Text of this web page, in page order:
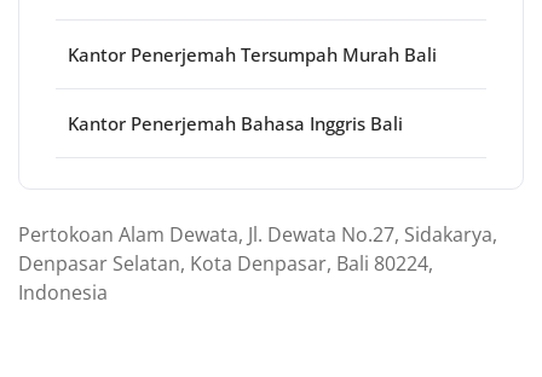
Kantor Penerjemah Tersumpah Murah Bali
Kantor Penerjemah Bahasa Inggris Bali
Pertokoan Alam Dewata, Jl. Dewata No.27, Sidakarya,
Denpasar Selatan, Kota Denpasar, Bali 80224,
Indonesia